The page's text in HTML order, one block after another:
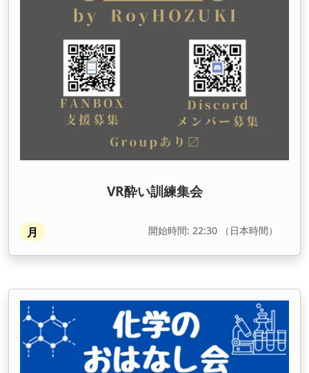
VR酔い訓練集会
月 開始時間: 22:30 （日本時間）